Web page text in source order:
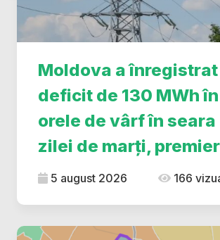
Moldova a înregistrat
deficit de 130 MWh în
orele de vârf în seara
zilei de marți, premier
5 august 2026 166